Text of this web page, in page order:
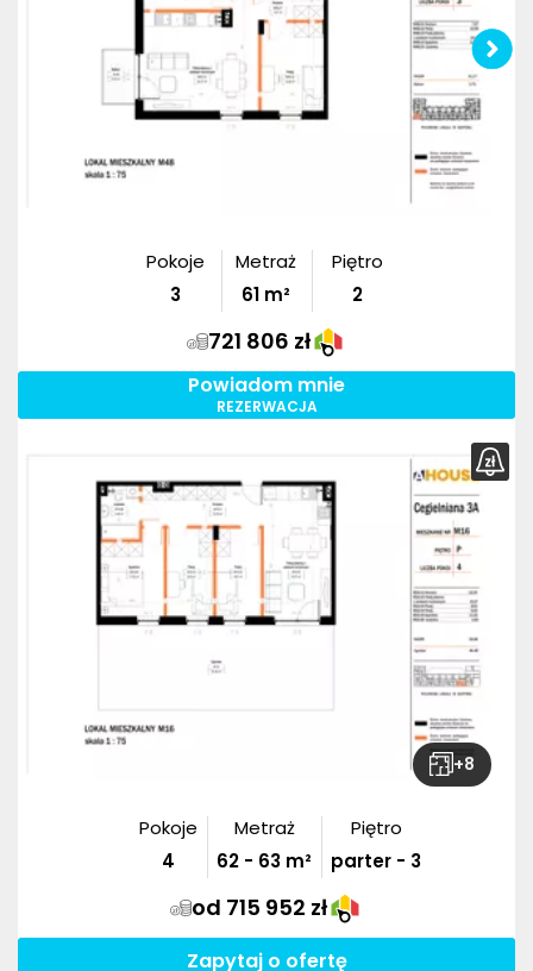
Pokoje
3
Metraż
61 m²
Piętro
2
721 806 zł
Powiadom mnie
REZERWACJA
+8
Pokoje
4
Metraż
62 - 63 m²
Piętro
parter - 3
od 715 952 zł
Zapytaj o ofertę